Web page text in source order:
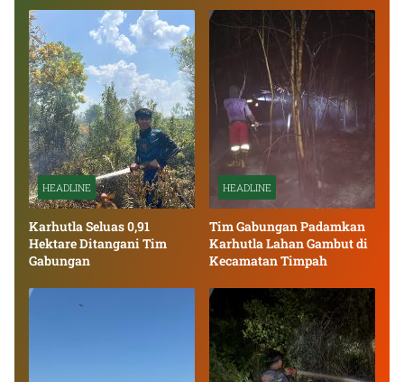
HEADLINE
Karhutla Seluas 0,91
Hektare Ditangani Tim
Gabungan
HEADLINE
Tim Gabungan Padamkan
Karhutla Lahan Gambut di
Kecamatan Timpah